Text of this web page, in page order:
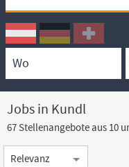
Ortssuche
Umkreissuche
Arbeitsform
Jobs in Kundl
67 Stellenangebote aus 10
Sortierung